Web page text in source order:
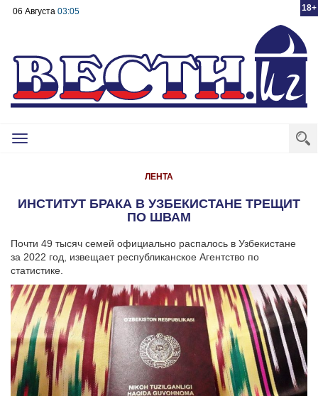
18+
06 Августа 03:05
Toggle
ЛЕНТА
ИНСТИТУТ БРАКА В УЗБЕКИСТАНЕ ТРЕЩИТ
ПО ШВАМ
Почти 49 тысяч семей официально распалось в Узбекистане
за 2022 год, извещает республиканское Агентство по
статистике.